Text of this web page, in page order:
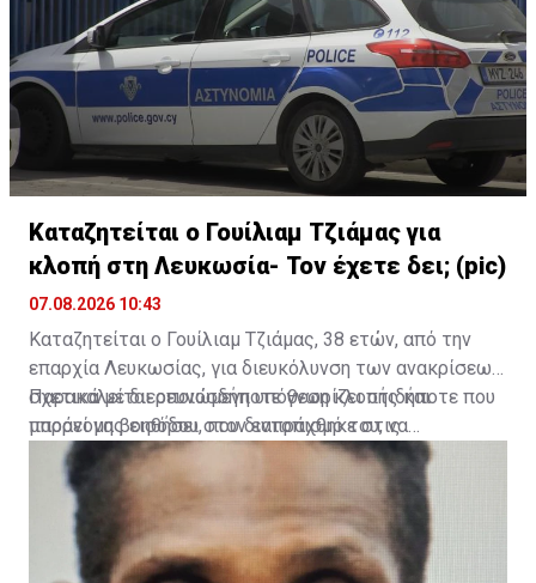
Καταζητείται ο Γουίλιαμ Τζιάμας για
κλοπή στη Λευκωσία- Τον έχετε δει; (pic)
07.08.2026 10:43
Καταζητείται ο Γουίλιαμ Τζιάμας, 38 ετών, από την
επαρχία Λευκωσίας, για διευκόλυνση των ανακρίσεων
σχετικά με διερευνώμενη υπόθεση κλοπής και
παράνομης εισόδου, που διαπράχθηκε στις
21/07/2026 σε χωριό της επαρχίας Λευκωσίας.
Παρακαλείται οποιοσδήποτε γνωρίζει οτιδήποτε που
μπορεί να βοηθήσει στον εντοπισμό του, να
επικοινωνήσει με τον Αστυνομικό Σταθμό
Περιστερώνας, στο τηλέφωνο 22607606, ή με τον
πλησιέστερο Αστυνομικό Σταθμό, ή με τη Γραμμή του
Πολίτη στον αριθμό 1460.